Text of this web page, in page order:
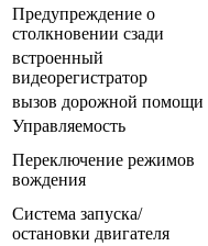
Предупреждение о
столкновении сзади
встроенный
видеорегистратор
вызов дорожной помощи
Управляемость
Переключение режимов
вождения
Система запуска/
остановки двигателя